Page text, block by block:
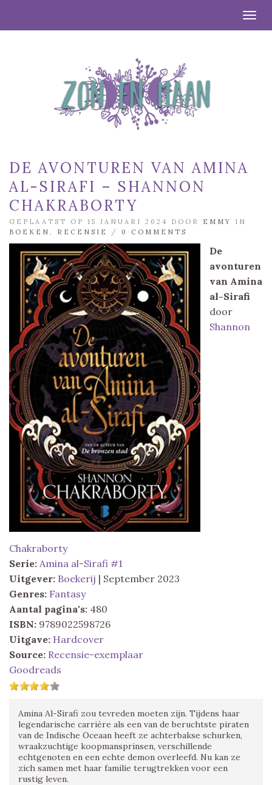
DE AVONTUREN VAN AMINA
AL-SIRAFI – SHANNON
CHAKRABORTY
GEPLAATST OP 15 JANUARI 2024 DOOR EMMY
IN
BOEKEN
RECENSIE / 0 COMMENTS
De
avonturen
van Amina
al-Sirafi
door
Shannon
Chakraborty
Serie: Amina al-Sirafi #1
Uitgever: Boekerij | September 2023
Genres: Fantasy
Aantal pagina's: 480
ISBN: 9789022598726
Uitgave: Hardcover
Source: Recensie-exemplaar
Goodreads
Amina Al-Sirafi zou tevreden moeten zijn. Tijdens haar
legendarische carrière als een van de beruchtste piraten
van de Indische Oceaan heeft ze achterbakse schurken,
wraakzuchtige koopmansprinsen, verschillende
echtgenoten en een echte demon overleefd. Nu kan ze
zich samen met haar familie terugtrekken voor een
rustig leven.